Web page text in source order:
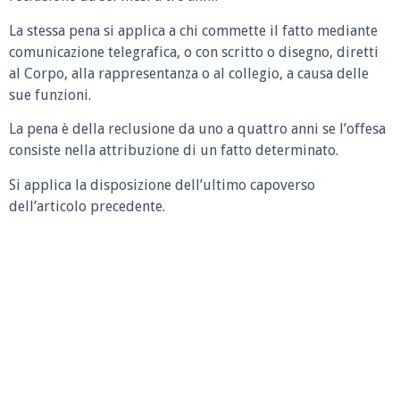
La stessa pena si applica a chi commette il fatto mediante
comunicazione telegrafica, o con scritto o disegno, diretti
al Corpo, alla rappresentanza o al collegio, a causa delle
sue funzioni.
La pena è della reclusione da uno a quattro anni se l’offesa
consiste nella attribuzione di un fatto determinato.
Si applica la disposizione dell’ultimo capoverso
dell’articolo precedente.